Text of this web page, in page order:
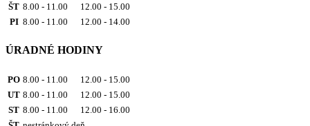
ŠT 8.00 - 11.00 12.00 - 15.00
PI 8.00 - 11.00 12.00 - 14.00
ÚRADNÉ HODINY
PO 8.00 - 11.00 12.00 - 15.00
UT 8.00 - 11.00 12.00 - 15.00
ST 8.00 - 11.00 12.00 - 16.00